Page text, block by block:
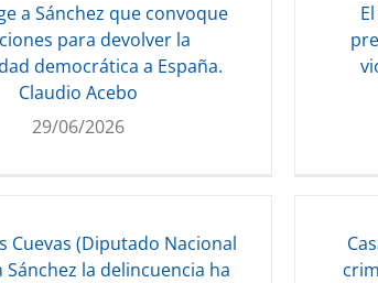
a Sánchez que convoque
para devolver la
democrática a España.
Claudio Acebo
29/06/2026
Cuevas (Diputado Nacional
Sánchez la delincuencia ha